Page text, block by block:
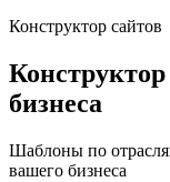
Конструктор сайтов
бизнеса
Шаблоны по
вашего бизнеса